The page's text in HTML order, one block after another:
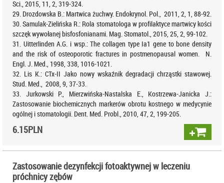
Sci., 2015, 11, 2, 319-324.
29. Drozdowska B.: Martwica żuchwy. Endokrynol. Pol., 2011, 2, 1, 88-92.
30. Samulak-Zielińska R.: Rola stomatologa w profilaktyce martwicy kości
szczęk wywołanej bisfosfonianami. Mag. Stomatol., 2015, 25, 2, 99-102.
31. Uitterlinden A.G. i wsp.: The collagen type Ia1 gene to bone density
and the risk of osteoporotic fractures in postmenopausal women. N.
Engl. J. Med., 1998, 338, 1016-1021.
32. Lis K.: CTx-II Jako nowy wskaźnik degradacji chrząstki stawowej.
Stud. Med., 2008, 9, 37-33.
33. Jurkowski P., Mierzwińska-Nastalska E., Kostrzewa-Janicka J.:
Zastosowanie biochemicznych markerów obrotu kostnego w medycynie
ogólnej i stomatologii. Dent. Med. Probl., 2010, 47, 2, 199-205.
6.15PLN
Zastosowanie dezynfekcji fotoaktywnej w leczeniu
próchnicy zębów